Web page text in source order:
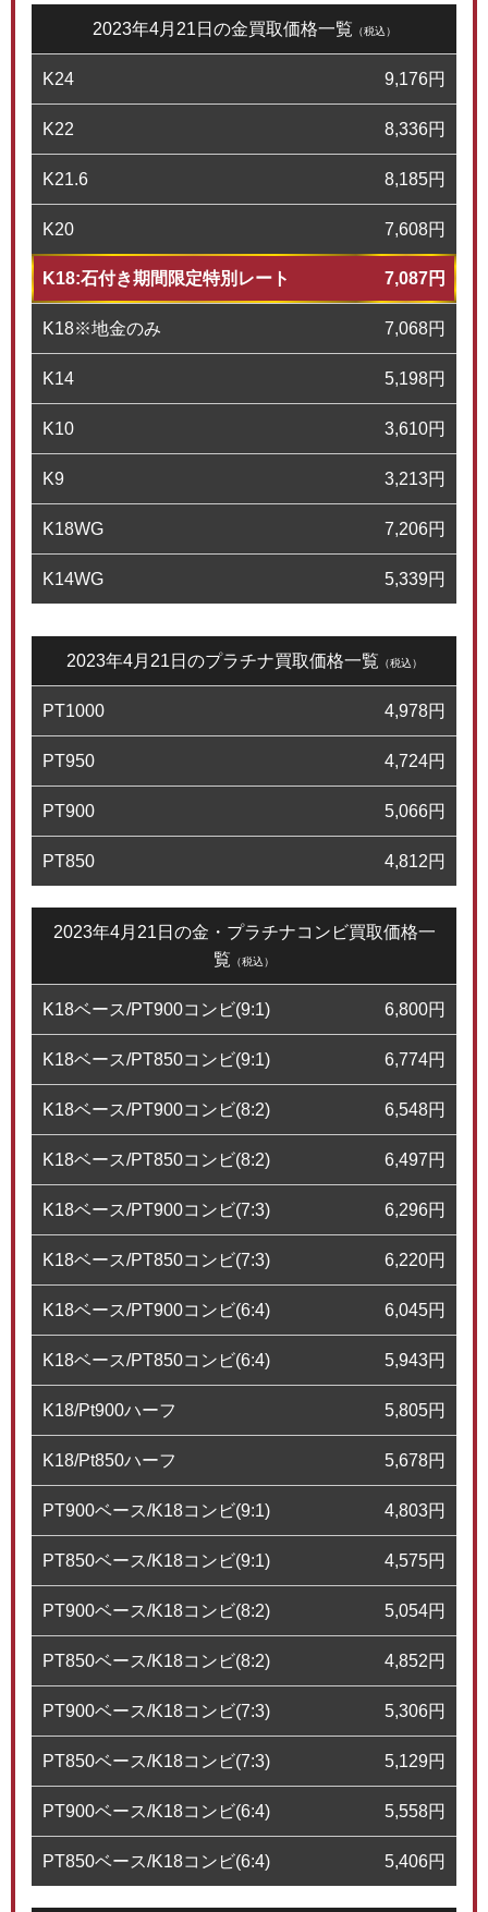
2023年4月21日の金買取価格一覧 （税込）
K24 9,176円
K22 8,336円
K21.6 8,185円
K20 7,608円
K18:石付き期間限定特別レート 7,087円
K18※地金のみ 7,068円
K14 5,198円
K10 3,610円
K9 3,213円
K18WG 7,206円
K14WG 5,339円
2023年4月21日のプラチナ買取価格一覧 （税込）
PT1000 4,978円
PT950 4,724円
PT900 5,066円
PT850 4,812円
2023年4月21日の金・プラチナコンビ買取価格一
覧 （税込）
K18ベース/PT900コンビ(9:1) 6,800円
K18ベース/PT850コンビ(9:1) 6,774円
K18ベース/PT900コンビ(8:2) 6,548円
K18ベース/PT850コンビ(8:2) 6,497円
K18ベース/PT900コンビ(7:3) 6,296円
K18ベース/PT850コンビ(7:3) 6,220円
K18ベース/PT900コンビ(6:4) 6,045円
K18ベース/PT850コンビ(6:4) 5,943円
K18/Pt900ハーフ 5,805円
K18/Pt850ハーフ 5,678円
PT900ベース/K18コンビ(9:1) 4,803円
PT850ベース/K18コンビ(9:1) 4,575円
PT900ベース/K18コンビ(8:2) 5,054円
PT850ベース/K18コンビ(8:2) 4,852円
PT900ベース/K18コンビ(7:3) 5,306円
PT850ベース/K18コンビ(7:3) 5,129円
PT900ベース/K18コンビ(6:4) 5,558円
PT850ベース/K18コンビ(6:4) 5,406円